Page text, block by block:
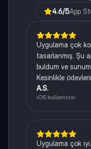
4.6/5App
Uygulama çok
tasarlanmış. Şu
buldum ve
Kesinlikle
A.S.
iOS kullanıcısı
Uygulama çok